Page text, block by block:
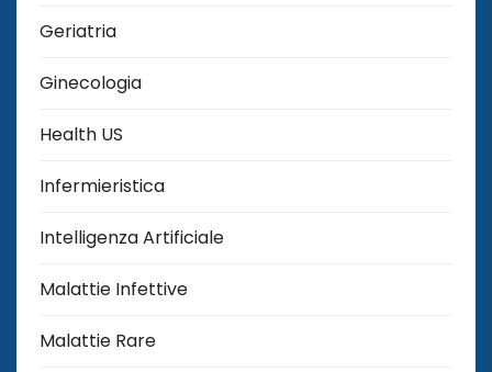
Geriatria
Ginecologia
Health US
Infermieristica
Intelligenza Artificiale
Malattie Infettive
Malattie Rare